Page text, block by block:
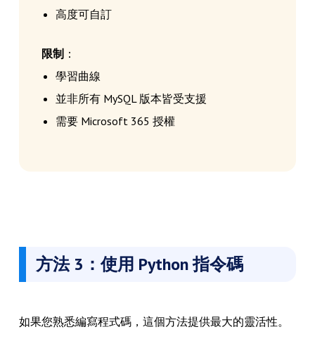
高度可自訂
限制 ：
學習曲線
並非所有 MySQL 版本皆受支援
需要 Microsoft 365 授權
方法 3：使用 Python 指令碼
如果您熟悉編寫程式碼，這個方法提供最大的靈活性。